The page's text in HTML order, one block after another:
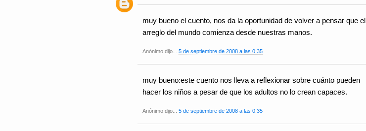
muy bueno el cuento, nos da la oportunidad de volver a pensar que el
arreglo del mundo comienza desde nuestras manos.
Anónimo dijo... 5 de septiembre de 2008 a las 0:35
muy bueno:este cuento nos lleva a reflexionar sobre cuánto pueden
hacer los niños a pesar de que los adultos no lo crean capaces.
Anónimo dijo... 5 de septiembre de 2008 a las 0:35